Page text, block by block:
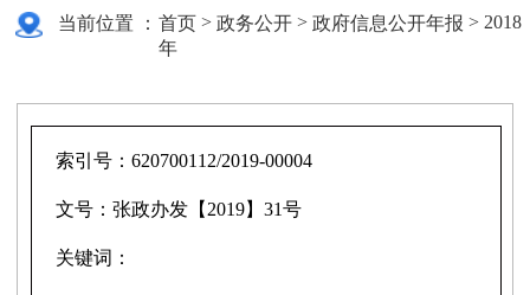
当前位置 ： 首页 >政务公开 >政府信息公开年报 > 2018
年
索引号：620700112/2019-00004
文号：张政办发【2019】31号
关键词：